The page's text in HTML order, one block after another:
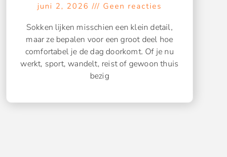
juni 2, 2026 Geen reacties
Sokken lijken misschien een klein detail,
maar ze bepalen voor een groot deel hoe
comfortabel je de dag doorkomt. Of je nu
werkt, sport, wandelt, reist of gewoon thuis
bezig